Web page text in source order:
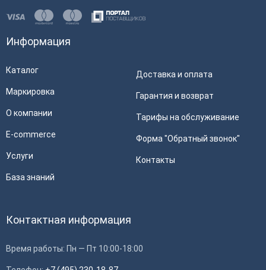
Информация
Каталог
Маркировка
О компании
E-commerce
Услуги
База знаний
Доставка и оплата
Гарантия и возврат
Тарифы на обслуживание
Форма "Обратный звонок"
Контакты
Контактная информация
Время работы: Пн — Пт 10:00-18:00